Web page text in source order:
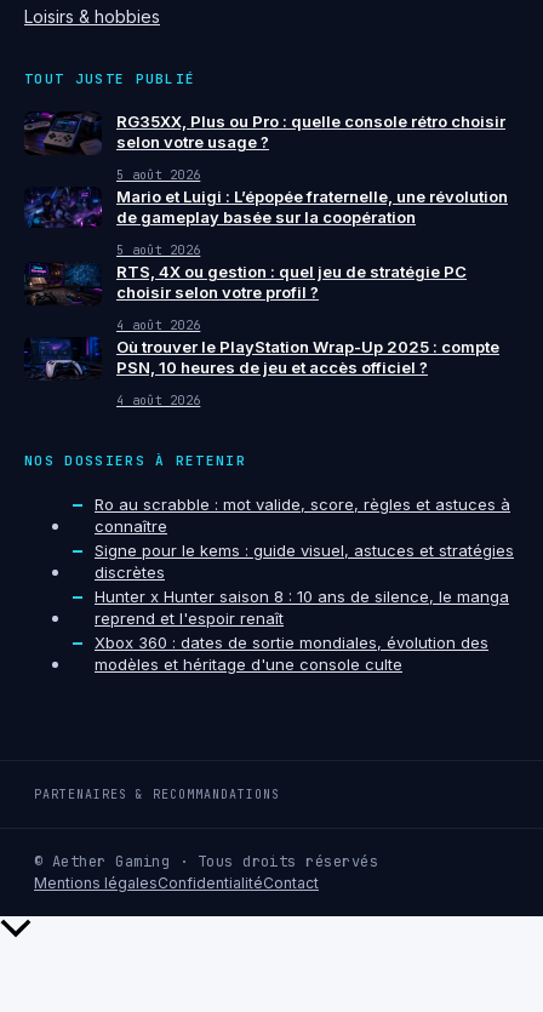
Loisirs & hobbies
TOUT JUSTE PUBLIÉ
RG35XX, Plus ou Pro : quelle console rétro choisir
selon votre usage ?
5 août 2026
Mario et Luigi : L’épopée fraternelle, une révolution
de gameplay basée sur la coopération
5 août 2026
RTS, 4X ou gestion : quel jeu de stratégie PC
choisir selon votre profil ?
4 août 2026
Où trouver le PlayStation Wrap-Up 2025 : compte
PSN, 10 heures de jeu et accès officiel ?
4 août 2026
NOS DOSSIERS À RETENIR
Ro au scrabble : mot valide, score, règles et astuces à
connaître
Signe pour le kems : guide visuel, astuces et stratégies
discrètes
Hunter x Hunter saison 8 : 10 ans de silence, le manga
reprend et l'espoir renaît
Xbox 360 : dates de sortie mondiales, évolution des
modèles et héritage d'une console culte
PARTENAIRES & RECOMMANDATIONS
© Aether Gaming · Tous droits réservés
Mentions légalesConfidentialitéContact